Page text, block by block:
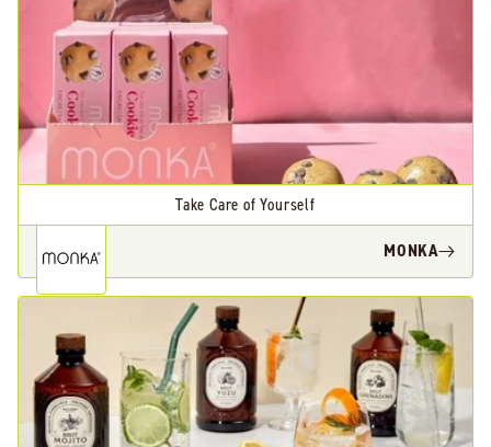
Take Care of Yourself
MONKA